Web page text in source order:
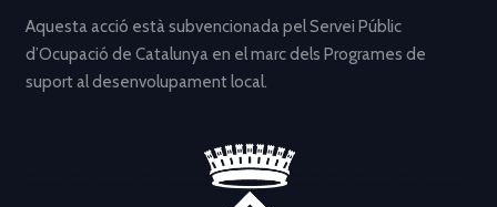
Aquesta acció està subvencionada pel Servei Públic
d’Ocupació de Catalunya en el marc dels Programes de
suport al desenvolupament local.